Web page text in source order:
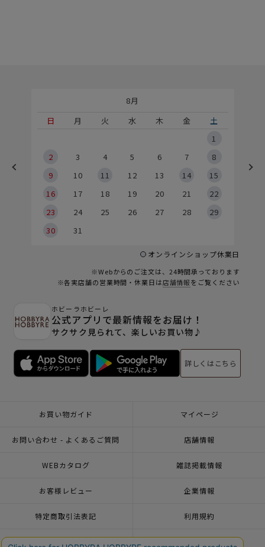
8月
日
月 火 水 木 金
土
1
2
3 4 5 6 7
8
9
10 11 12 13 14
15
16
17 18 19 20 21
22
23
24 25 26 27 28
29
30
31
オンラインショップ休業日
※Webからのご注文は、24時間承っております
※各実店舗の営業時間・休業日は店舗情報をご覧ください
ホビーラホビーレ
公式アプリで最新情報をお届け！
サクサク見られて、楽しいお買い物♪
詳しくはこちら
お買い物ガイド マイページ
お問い合わせ - よくあるご質問 店舗情報
WEBカタログ 雑誌掲載情報
お客様レビュー 企業情報
特定商取引法表記 利用規約
一緒に働こう♪求人情報